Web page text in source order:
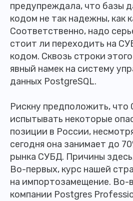
предупреждала, что базы
кодом не так надежны, как
Соответственно, надо
стоит ли переходить на
кодом. Сквозь строки
явный намек на систему
данных PostgreSQL.
Рискну предположить, что
испытывать некоторые
позиции в России,
сегодня она занимает до
рынка СУБД. Причины
Во-первых, курс нашей
на импортозамещение. Во-
компании Postgres